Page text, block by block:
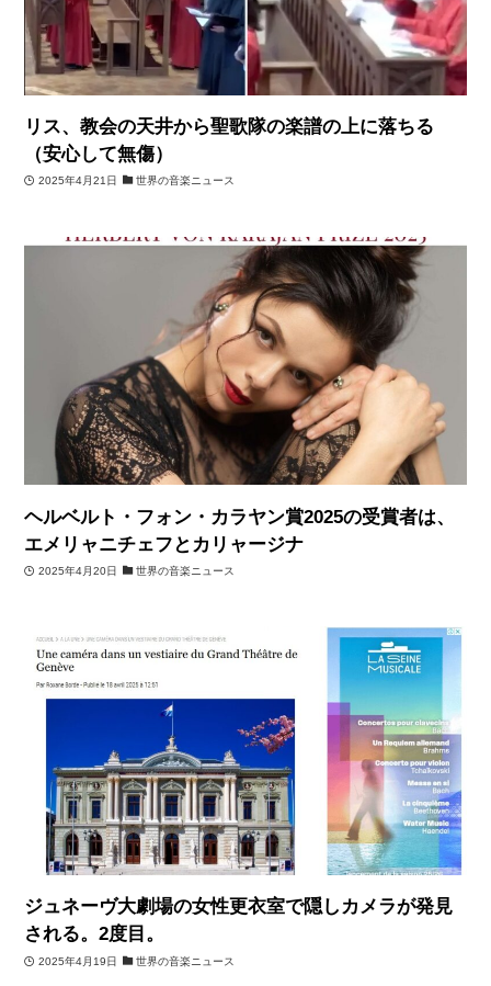
リス、教会の天井から聖歌隊の楽譜の上に落ちる
（安心して無傷）
2025年4月21日 世界の音楽ニュース
ヘルベルト・フォン・カラヤン賞2025の受賞者は、
エメリャニチェフとカリャージナ
2025年4月20日 世界の音楽ニュース
ジュネーヴ大劇場の女性更衣室で隠しカメラが発見
される。2度目。
2025年4月19日 世界の音楽ニュース